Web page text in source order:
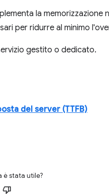
la memorizzazione
per ridurre al minimo
gestito o dedicato.
del server (TTFB)
è stata utile?